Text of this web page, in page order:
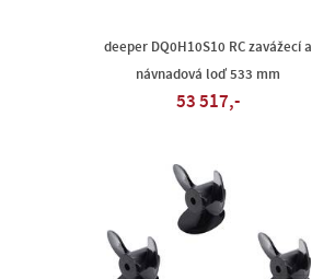
deeper DQ0H10S10 RC zavážecí a
návnadová loď 533 mm
53 517,-